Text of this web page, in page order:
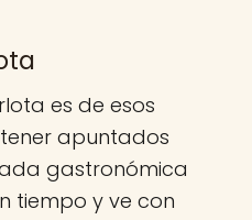
es de esos
apuntados
gastronómica
tiempo y ve con